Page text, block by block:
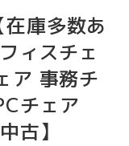
在庫多数あ
ィスチェ
ア 事務チ
チェア
古】